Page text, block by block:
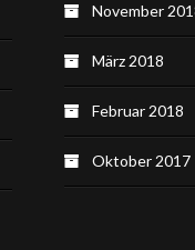
November
März 2018
Februar 2018
Oktober 2017